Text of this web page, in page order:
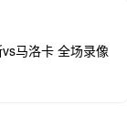
马洛卡 全场录像